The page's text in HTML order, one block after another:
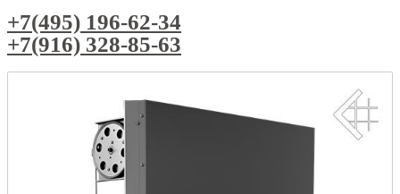
+7(495) 196-62-34
+7(916) 328-85-63